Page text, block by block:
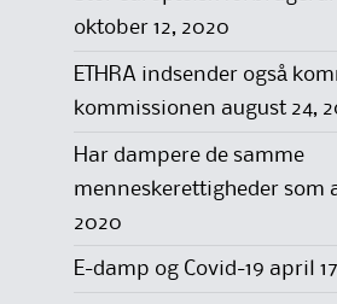
oktober 12, 2020
ETHRA indsender også
kommissionen august 24,
Har dampere de samme
menneskerettigheder som
2020
E-damp og Covid-19 april